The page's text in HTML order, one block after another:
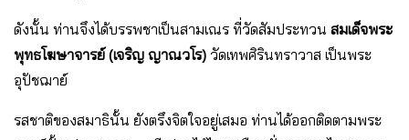
ดังนั้น ท่านจึงได้บรรพชาเป็นสามเณร ที่วัดสัมประทวน สมเด็จพระ
พุทธโฆษาจารย์ (เจริญ ญาณวโร) วัดเทพศิรินทราวาส เป็นพระ
อุปัชฌาย์
รสชาติของสมาธินั้น ยังตรึงจิตใจอยู่เสมอ ท่านได้ออกติดตามพระ